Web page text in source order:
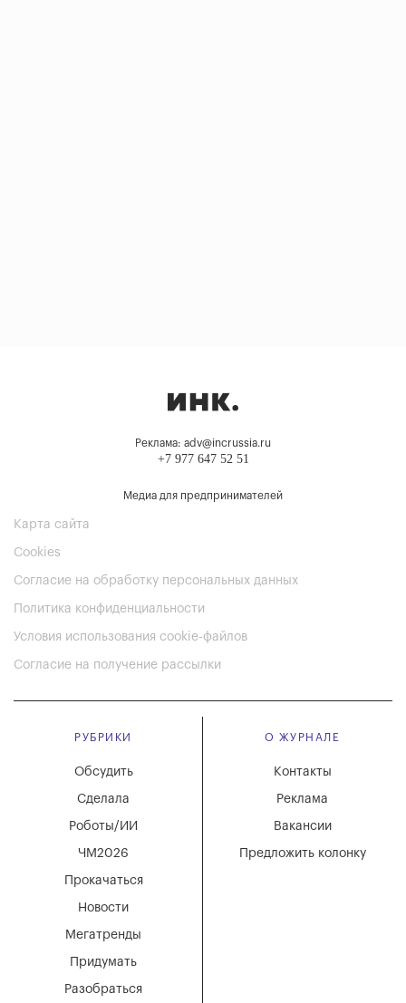
Реклама: adv@incrussia.ru
+7 977 647 52 51
Медиа для предпринимателей
Карта сайта
Cookies
Согласие на обработку персональных данных
Политика конфиденциальности
Условия использования cookie-файлов
Согласие на получение рассылки
РУБРИКИ
Мегатренды
Придумать
Разобраться
Новости
Обсудить
Сделала
Роботы/ИИ
ЧМ2026
Прокачаться
О ЖУРНАЛЕ
Вакансии
Реклама
Контакты
Предложить колонку